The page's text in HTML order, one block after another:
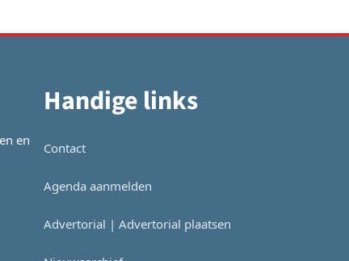
en
Handige links
Contact
Agenda aanmelden
Advertorial | Advertorial plaatsen